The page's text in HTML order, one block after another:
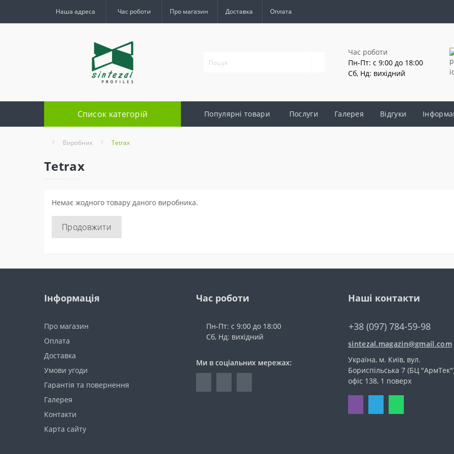
Наша адреса Час роботи Про магазин Доставка Оплата
Час роботи
Пн-Пт: с 9:00 до 18:00
Сб, Нд: вихідний
Список категорій Популярні товари Послуги Галерея Відгуки
Виробник Tetrax
Tetrax
Немає жодного товару даного виробника.
Продовжити
Інформація
Про магазин
Оплата
Доставка
Умови угоди
Гарантія та повернення
Галерея
Контакти
Карта сайту
Час роботи
Пн-Пт: с 9:00 до 18:00
Сб, Нд: вихідний
Ми в соціальних мережах:
Наші контакти
+38 (097) 784-59-98
sintezal.magazin@gmail.com
Україна, м. Київ, вул.
Бориспільська 7 (БЦ
офіс 138, 1 поверх